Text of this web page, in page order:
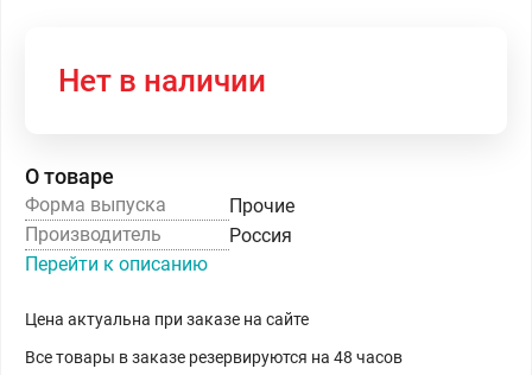
Нет в наличии
О товаре
Форма выпуска
Прочие
Производитель
Россия
Перейти к описанию
Цена актуальна при заказе на сайте
Все товары в заказе резервируются на 48 часов